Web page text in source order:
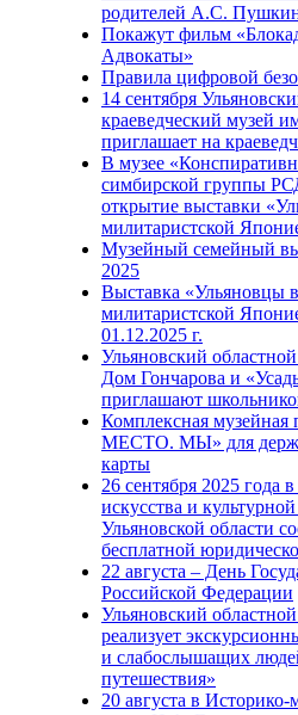
родителей А.С.
Покажут фильм
Адвокаты»
Правила цифровой
14 сентября
краеведческий музей
приглашает на
В музее
симбирской группы
открытие выставки
милитаристской
Музейный семейный
2025
Выставка «Ульяновцы
милитаристской
01.12.2025 г.
Ульяновский
Дом Гончарова и
приглашают
Комплексная
МЕСТО. МЫ» для
карты
26 сентября 2025 года
искусства и
Ульяновской области
бесплатной
22 августа – День
Российской Федерации
Ульяновский
реализует
и слабослышащих
путешествия»
20 августа в